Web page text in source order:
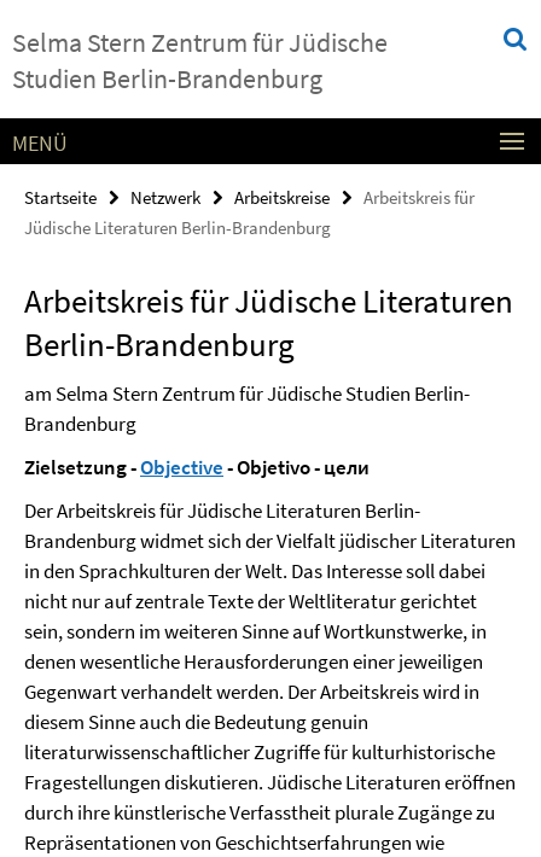
direkt
zu
Selma Stern Zentrum für Jüdische
Studien Berlin-Brandenburg
Service-
Navigation
MENÜ
Startseite Netzwerk Arbeitskreise
Arbeitskreis für
Jüdische Literaturen Berlin-Brandenburg
Arbeitskreis für Jüdische Literaturen
Berlin-Brandenburg
am Selma Stern Zentrum für Jüdische Studien Berlin-
Brandenburg
Zielsetzung -Objective- Objetivo - цели
Der Arbeitskreis für Jüdische Literaturen Berlin-
Brandenburg widmet sich der Vielfalt jüdischer Literaturen
in den Sprachkulturen der Welt. Das Interesse soll dabei
nicht nur auf zentrale Texte der Weltliteratur gerichtet
sein, sondern im weiteren Sinne auf Wortkunstwerke, in
denen wesentliche Herausforderungen einer jeweiligen
Gegenwart verhandelt werden. Der Arbeitskreis wird in
diesem Sinne auch die Bedeutung genuin
literaturwissenschaftlicher Zugriffe für kulturhistorische
Fragestellungen diskutieren. Jüdische Literaturen eröffnen
durch ihre künstlerische Verfasstheit plurale Zugänge zu
Repräsentationen von Geschichtserfahrungen wie